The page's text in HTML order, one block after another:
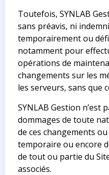
Toutefois, SYNLAB
sans préavis, ni
temporairement ou
notamment pour
opérations de
changements sur les
les serveurs, sans que
SYNLAB Gestion n’est
dommages de toute
de ces changements
temporaire ou encore
de tout ou partie du
associés.